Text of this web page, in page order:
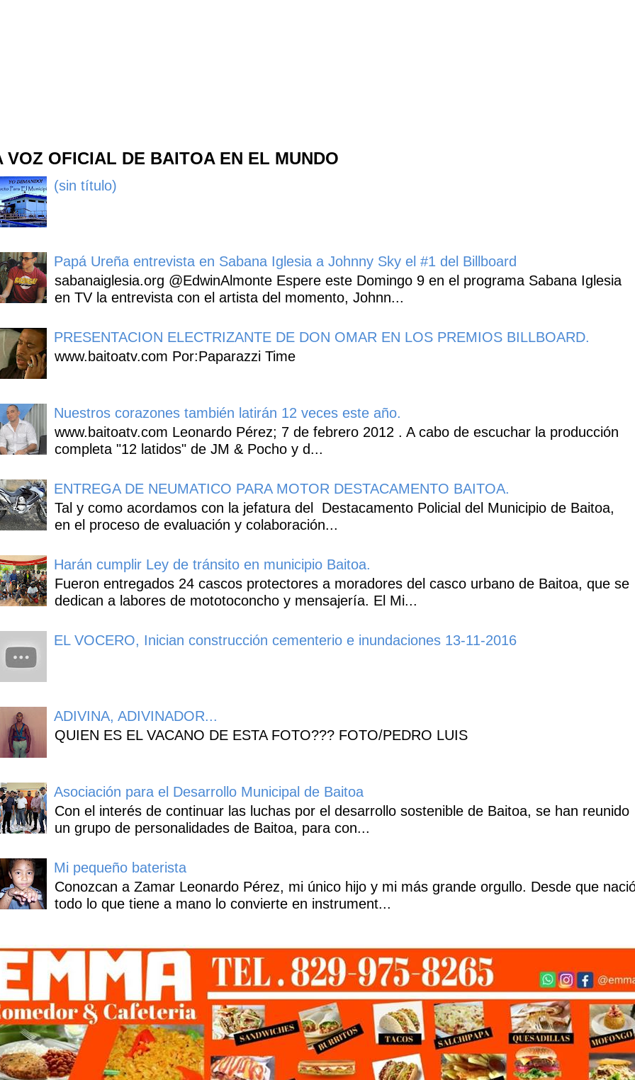
VOZ OFICIAL DE BAITOA EN EL MUNDO
(sin título)
Papá Ureña entrevista en Sabana Iglesia a Johnny Sky el #1 del Billboard
sabanaiglesia.org @EdwinAlmonte Espere este Domingo 9 en el programa Sabana Iglesia
en TV la entrevista con el artista del momento, Johnn...
PRESENTACION ELECTRIZANTE DE DON OMAR EN LOS PREMIOS BILLBOARD.
www.baitoatv.com Por:Paparazzi Time
Nuestros corazones también latirán 12 veces este año.
www.baitoatv.com Leonardo Pérez; 7 de febrero 2012 . A cabo de escuchar la producción
completa "12 latidos" de JM & Pocho y d...
ENTREGA DE NEUMATICO PARA MOTOR DESTACAMENTO BAITOA.
Tal y como acordamos con la jefatura del Destacamento Policial del Municipio de Baitoa,
en el proceso de evaluación y colaboración...
Harán cumplir Ley de tránsito en municipio Baitoa.
Fueron entregados 24 cascos protectores a moradores del casco urbano de Baitoa, que se
dedican a labores de mototoconcho y mensajería. El Mi...
EL VOCERO, Inician construcción cementerio e inundaciones 13-11-2016
ADIVINA, ADIVINADOR...
QUIEN ES EL VACANO DE ESTA FOTO??? FOTO/PEDRO LUIS
Asociación para el Desarrollo Municipal de Baitoa
Con el interés de continuar las luchas por el desarrollo sostenible de Baitoa, se han reunido
un grupo de personalidades de Baitoa, para con...
Mi pequeño baterista
Conozcan a Zamar Leonardo Pérez, mi único hijo y mi más grande orgullo. Desde que
todo lo que tiene a mano lo convierte en instrument...